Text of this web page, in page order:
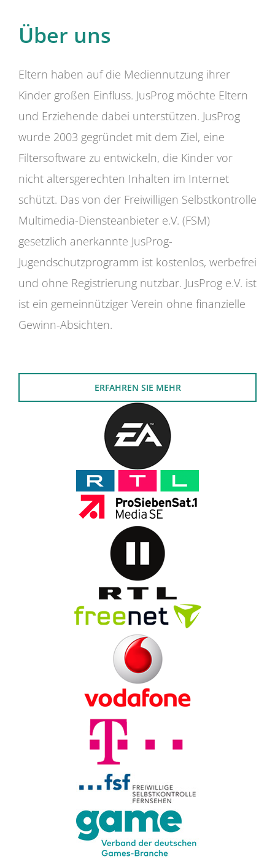
Über uns
Eltern haben auf die Mediennutzung ihrer
Kinder großen Einfluss. JusProg möchte Eltern
und Erziehende dabei unterstützen. JusProg
wurde 2003 gegründet mit dem Ziel, eine
Filtersoftware zu entwickeln, die Kinder vor
nicht altersgerechten Inhalten im Internet
schützt. Das von der Freiwilligen Selbstkontrolle
Multimedia-Diensteanbieter e.V. (FSM)
gesetzlich anerkannte JusProg-
Jugendschutzprogramm ist kostenlos, werbefrei
und ohne Registrierung nutzbar. JusProg e.V. ist
ist ein gemeinnütziger Verein ohne finanzielle
Gewinn-Absichten.
ERFAHREN SIE MEHR